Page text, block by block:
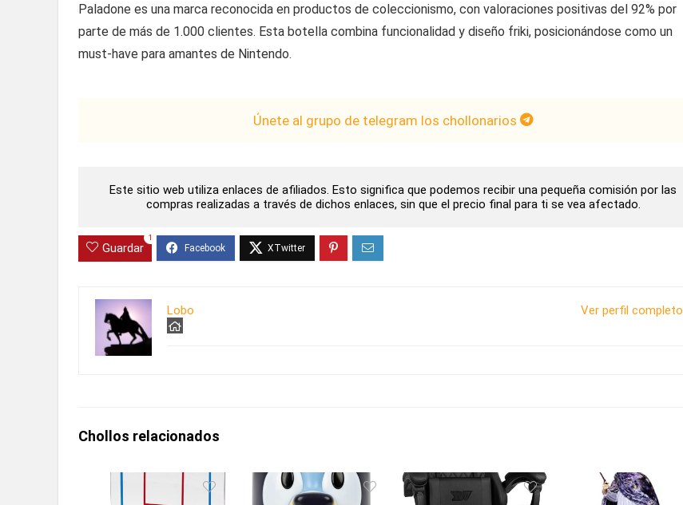
Paladone es una marca reconocida en productos de coleccionismo, con valoraciones positivas del 92% por
parte de más de 1.000 clientes. Esta botella combina funcionalidad y diseño friki, posicionándose como un
must-have para amantes de Nintendo.
Únete al grupo de telegram los chollonarios
Este sitio web utiliza enlaces de afiliados. Esto significa que podemos recibir una pequeña comisión por las
compras realizadas a través de dichos enlaces, sin que el precio final para ti se vea afectado.
Guardar
1
Ver perfil completo
Lobo
Chollos relacionados